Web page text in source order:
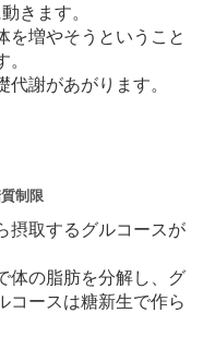
きます。
を増やそうということ
代謝があがります。
制限
摂取するグルコースが
体の脂肪を分解し、グ
コースは糖新生で作ら